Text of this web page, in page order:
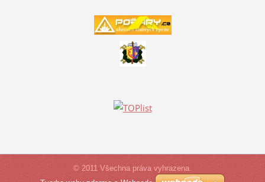
© 2011 Všechna práva vyhrazena.